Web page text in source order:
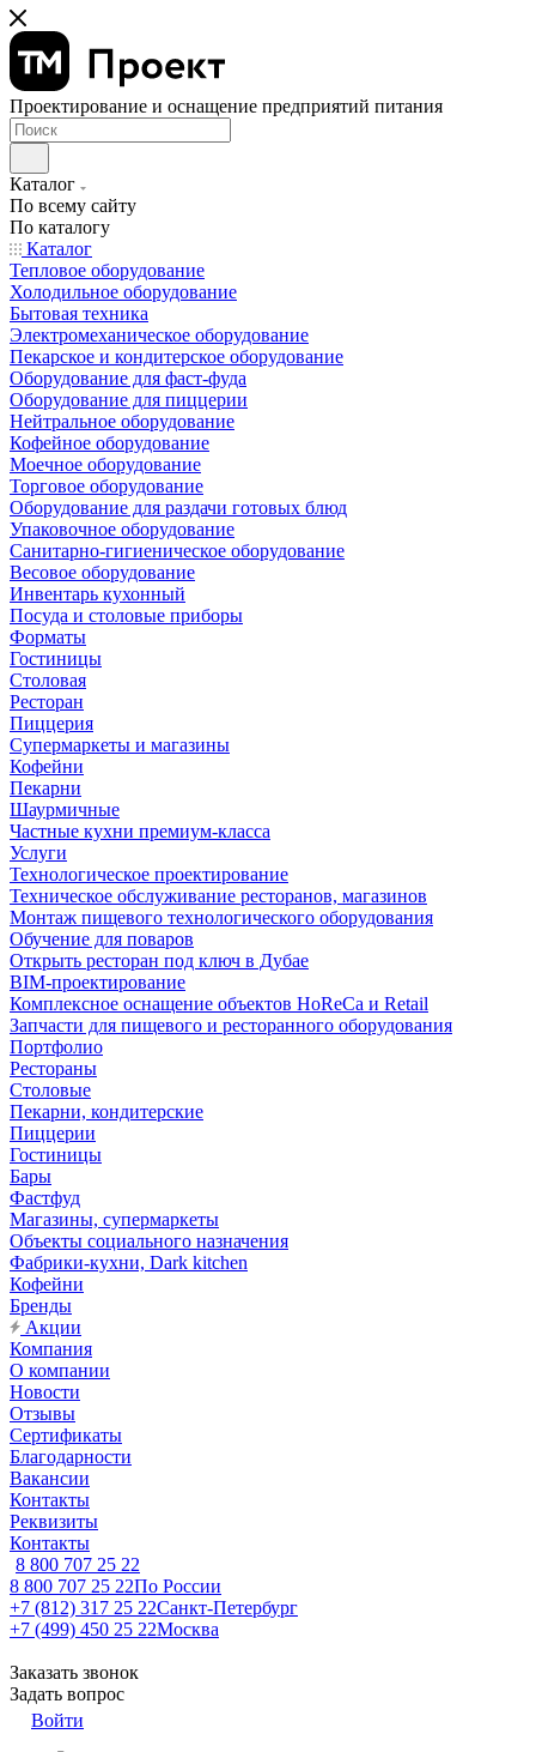
Проектирование и оснащение предприятий питания
Каталог
По всему сайту
По каталогу
Каталог
Тепловое оборудование
Холодильное оборудование
Бытовая техника
Электромеханическое оборудование
Пекарское и кондитерское оборудование
Оборудование для фаст-фуда
Оборудование для пиццерии
Нейтральное оборудование
Кофейное оборудование
Моечное оборудование
Торговое оборудование
Оборудование для раздачи готовых блюд
Упаковочное оборудование
Санитарно-гигиеническое оборудование
Весовое оборудование
Инвентарь кухонный
Посуда и столовые приборы
Форматы
Гостиницы
Столовая
Ресторан
Пиццерия
Супермаркеты и магазины
Кофейни
Пекарни
Шаурмичные
Частные кухни премиум-класса
Услуги
Технологическое проектирование
Техническое обслуживание ресторанов, магазинов
Монтаж пищевого технологического оборудования
Обучение для поваров
Открыть ресторан под ключ в Дубае
BIM-проектирование
Комплексное оснащение объектов HoReCa и Retail
Запчасти для пищевого и ресторанного оборудования
Портфолио
Рестораны
Столовые
Пекарни, кондитерские
Пиццерии
Гостиницы
Бары
Фастфуд
Магазины, супермаркеты
Объекты социального назначения
Фабрики-кухни, Dark kitchen
Кофейни
Бренды
Акции
Компания
О компании
Новости
Отзывы
Сертификаты
Благодарности
Вакансии
Контакты
Реквизиты
Контакты
8 800 707 25 22
8 800 707 25 22По России
+7 (812) 317 25 22Санкт-Петербург
+7 (499) 450 25 22Москва
Заказать звонок
Задать вопрос
Войти